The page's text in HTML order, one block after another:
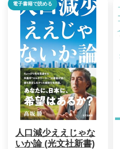
電子書籍で読める
人口減少ええじゃな
いか論 (光文社新書)